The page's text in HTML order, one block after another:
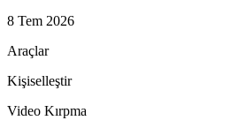
8 Tem 2026
Araçlar
Kişiselleştir
Video Kırpma